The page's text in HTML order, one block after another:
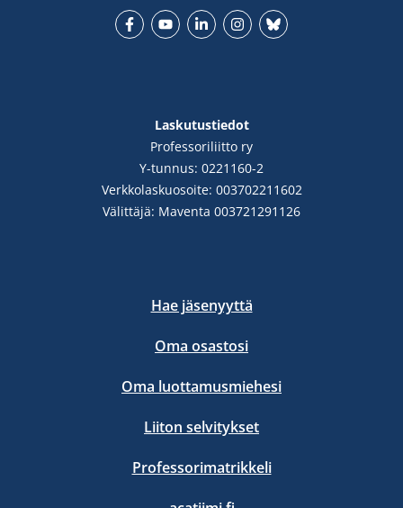
Laskutustiedot
Professoriliitto ry
Y-tunnus: 0221160-2
Verkkolaskuosoite: 003702211602
Välittäjä: Maventa 003721291126
Hae jäsenyyttä
Oma osastosi
Oma luottamusmiehesi
Liiton selvitykset
Professorimatrikkeli